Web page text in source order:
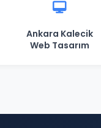
Ankara Kalecik
Web Tasarım